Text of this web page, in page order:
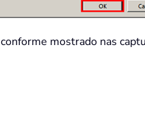
conforme mostrado nas